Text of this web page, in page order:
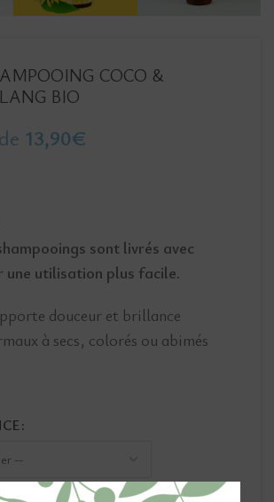
COCO &
BIO
13,90€
sont livrés avec
une utilisation plus facile.
douceur et brillance
à secs, colorés ou abimés